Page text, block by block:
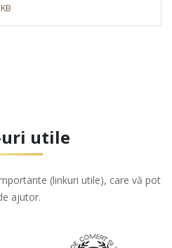
utile
(linkuri utile), care vă pot
ajutor.